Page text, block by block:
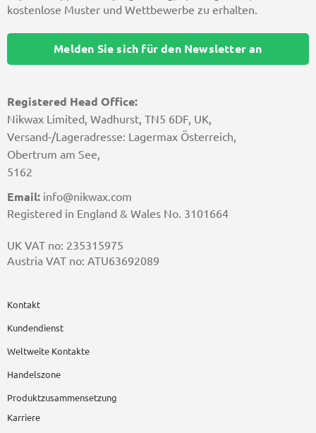
Registered Head Office:
Nikwax Limited, Wadhurst, TN5 6DF, UK,
Versand-/Lageradresse: Lagermax Österreich,
Obertrum am See,
5162
Email: info@nikwax.com
Registered in England & Wales No. 3101664
UK VAT no: 235315975
Austria VAT no: ATU63692089
Kontakt
Kundendienst
Weltweite Kontakte
Handelszone
Produktzusammensetzung
Karriere
kostenlose Muster und Wettbewerbe zu erhalten.
Melden Sie sich für den Newsletter an